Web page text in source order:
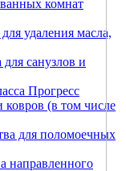
комнат
удаления масла,
санузлов и
Прогресс
(в том числе
для поломоечных
направленного